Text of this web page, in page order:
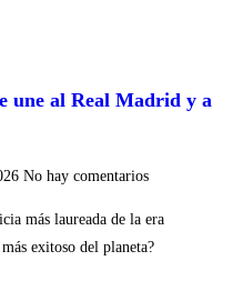
une al Real Madrid y a
No hay comentarios
más laureada de la era
exitoso del planeta?